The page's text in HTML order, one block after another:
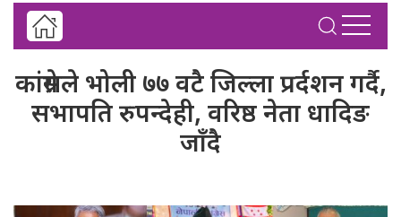
कांग्रेसले भोली ७७ वटै जिल्ला प्रर्दशन गर्दै,
सभापति रुपन्देही, वरिष्ठ नेता धादिङ
जाँदै